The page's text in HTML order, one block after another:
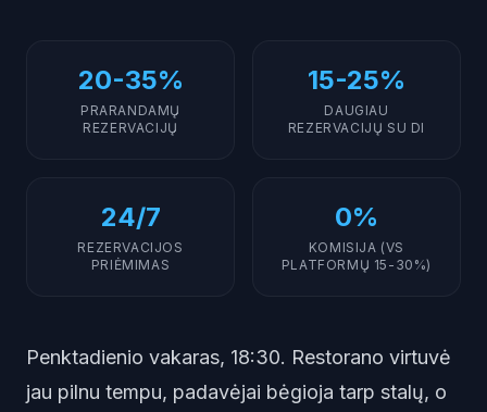
20-35%
PRARANDAMŲ
REZERVACIJŲ
15-25%
DAUGIAU
REZERVACIJŲ SU DI
24/7
REZERVACIJOS
PRIĖMIMAS
0%
KOMISIJA (VS
PLATFORMŲ 15-30%)
Penktadienio vakaras, 18:30. Restorano virtuvė
jau pilnu tempu, padavėjai bėgioja tarp stalų, o